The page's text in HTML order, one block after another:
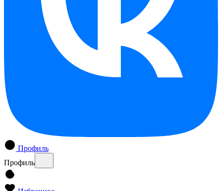
Профиль
Профиль